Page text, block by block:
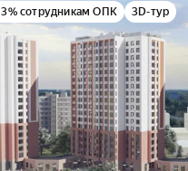
3% сотрудникам ОПК 3D-тур